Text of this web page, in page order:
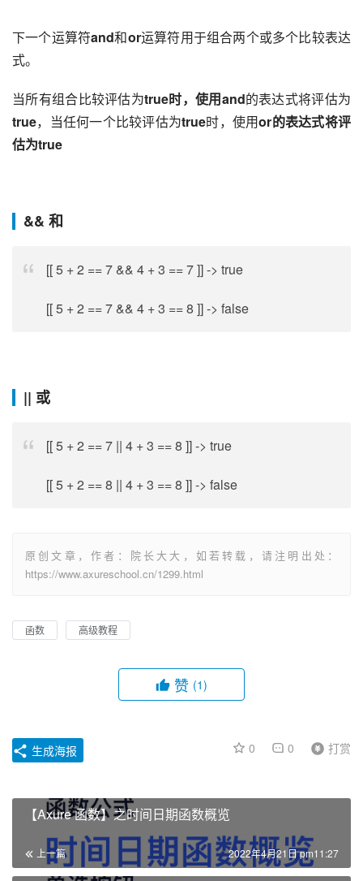
下一个运算符and和or运算符用于组合两个或多个比较表达
式。
当所有组合比较评估为true时，使用and的表达式将评估为
true，当任何一个比较评估为true时，使用or的表达式将评
估为true
&&和
[[ 5 + 2 == 7 && 4 + 3 == 7 ]] -> true
[[ 5 + 2 == 7 && 4 + 3 == 8 ]] -> false
|| 或
[[ 5 + 2 == 7 || 4 + 3 == 8 ]] -> true
[[ 5 + 2 == 8 || 4 + 3 == 8 ]] -> false
原创文章，作者：院长大大，如若转载，请注明出处：
https://www.axureschool.cn/1299.html
函数 高级教程
赞 (1)
0 0 打赏
生成海报
【Axure 函数】之时间日期函数概览
上一篇 2022年4月21日 pm11:27